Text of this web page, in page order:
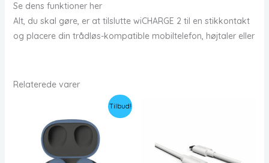
Se dens funktioner her
Alt, du skal gøre, er at tilslutte wiCHARGE 2 til en stikkontakt
og placere din trådløs-kompatible mobiltelefon, højtaler eller
Relaterede varer
Tilbud!